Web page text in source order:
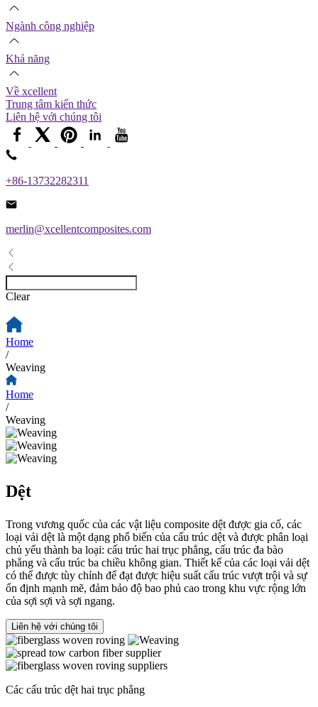
Ngành công nghiệp
Khả năng
Về xcellent
Trung tâm kiến ​​thức
Liên hệ với chúng tôi
+86-13732282311
merlin@xcellentcomposites.com
Clear
Home
/
Weaving
Home
/
Weaving
Dệt
Trong vương quốc của các vật liệu composite dệt được gia cố, các
loại vải dệt là một dạng phổ biến của cấu trúc dệt và được phân loại
chủ yếu thành ba loại: cấu trúc hai trục phẳng, cấu trúc đa bào
phẳng và cấu trúc ba chiều không gian. Thiết kế của các loại vải dệt
có thể được tùy chỉnh để đạt được hiệu suất cấu trúc vượt trội và sự
ổn định mạnh mẽ, đảm bảo độ bao phủ cao trong khu vực rộng lớn
của sợi sợi và sợi ngang.
Liên hệ với chúng tôi
Các cấu trúc dệt hai trục phẳng